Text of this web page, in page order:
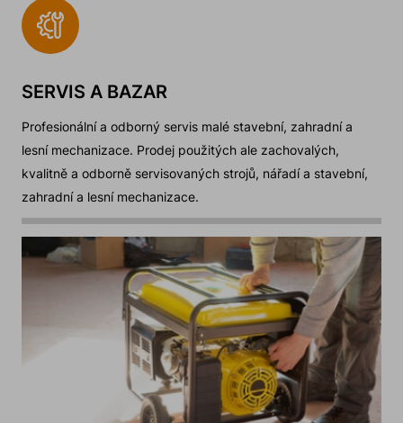
SERVIS A BAZAR
Profesionální a odborný servis malé stavební, zahradní a
lesní mechanizace. Prodej použitých ale zachovalých,
kvalitně a odborně servisovaných strojů, nářadí a stavební,
zahradní a lesní mechanizace.